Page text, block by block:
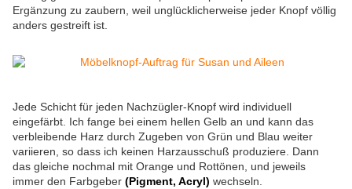
Ergänzung zu zaubern, weil unglücklicherweise jeder Knopf völlig
anders gestreift ist.
Jede Schicht für jeden Nachzügler-Knopf wird individuell
eingefärbt. Ich fange bei einem hellen Gelb an und kann das
verbleibende Harz durch Zugeben von Grün und Blau weiter
variieren, so dass ich keinen Harzausschuß produziere. Dann
das gleiche nochmal mit Orange und Rottönen, und jeweils
immer den Farbgeber (Pigment, Acryl) wechseln.